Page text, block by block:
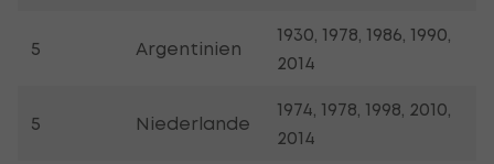
5 Argentinien
1930, 1978, 1986, 1990,
2014
5 Niederlande
1974, 1978, 1998, 2010,
2014